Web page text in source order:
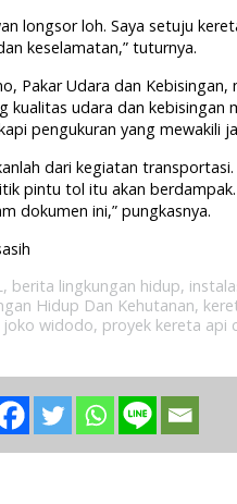
longsor loh. Saya setuju
keselamatan,” tuturnya.
Pakar Udara dan
kualitas udara dan kebisingan
pengukuran yang mewakili
dari kegiatan
pintu tol itu akan
dokumen ini,” pungkasnya.
, berita lingkungan hidup,
Hidup Dan Kehutanan,
joko widodo, proyek kereta api